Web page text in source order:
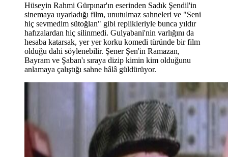
Hüseyin Rahmi Gürpınar'ın eserinden Sadık Şendil'in
sinemaya uyarladığı film, unutulmaz sahneleri ve "Seni
hiç sevmedim sütoğlan" gibi replikleriyle bunca yıldır
hafızalardan hiç silinmedi. Gulyabani'nin varlığını da
hesaba katarsak, yer yer korku komedi türünde bir film
olduğu dahi söylenebilir. Şener Şen'in Ramazan,
Bayram ve Şaban'ı sıraya dizip kimin kim olduğunu
anlamaya çalıştığı sahne hâlâ güldürüyor.